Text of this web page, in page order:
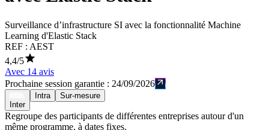
Surveillance d’infrastructure SI avec la fonctionnalité Machine
Learning d'Elastic Stack
REF : AEST
4,4/5
Avec 14 avis
Prochaine session garantie : 24/09/2026
Inter
Intra Sur-mesure
Regroupe des participants de différentes entreprises autour d'un
même programme, à dates fixes.